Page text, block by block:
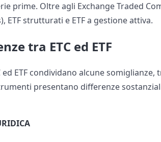
prime. Oltre agli Exchange Traded
ETF strutturati e ETF a gestione attiva.
tra ETC ed ETF
ed ETF condividano alcune
presentano differenze